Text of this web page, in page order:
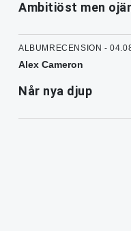
Ambitiöst men
ALBUMRECENSION -
Alex Cameron
Når nya djup